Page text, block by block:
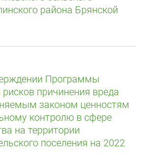
района Брянской
Программы
причинения вреда
законом ценностям
контролю в сфере
на территории
поселения на 2022